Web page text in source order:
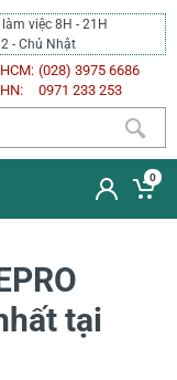
việc 8H - 21H
- Chủ Nhật
HCM: (028) 3975 6686
HN:
0971 233 253
0
tại